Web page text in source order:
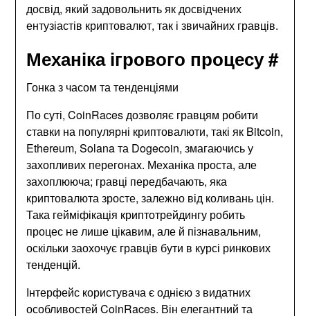
досвід, який задовольнить як досвідчених
ентузіастів криптовалют, так і звичайних гравців.
Механіка ігрового процесу #
Гонка з часом та тенденціями
По суті, CoinRaces дозволяє гравцям робити
ставки на популярні криптовалюти, такі як Bitcoin,
Ethereum, Solana та Dogecoin, змагаючись у
захопливих перегонах. Механіка проста, але
захоплююча; гравці передбачають, яка
криптовалюта зросте, залежно від коливань цін.
Така гейміфікація криптотрейдингу робить
процес не лише цікавим, але й пізнавальним,
оскільки заохочує гравців бути в курсі ринкових
тенденцій.
Інтерфейс користувача є однією з видатних
особливостей CoinRaces. Він елегантний та